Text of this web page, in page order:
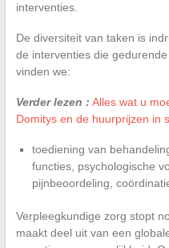
interventies.
De diversiteit van taken is
de interventies die
vinden we:
Verder lezen : Alles wat u
Domitys en de huurprijzen in
toediening van
functies, psychologische
pijnbeoordeling,
Verpleegkundige zorg stopt
maakt deel uit van een